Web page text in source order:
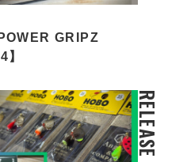
GRIPZ
】
RELEASE